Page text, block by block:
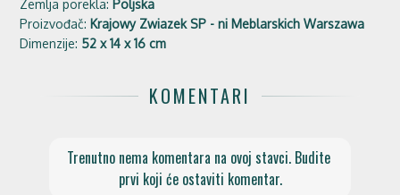
Zemlja porekla: Poljska
Proizvođač: Krajowy Zwiazek SP - ni Meblarskich Warszawa
Dimenzije: 52 x 14 x 16 cm
KOMENTARI
Trenutno nema komentara na ovoj stavci. Budite
prvi koji će ostaviti komentar.